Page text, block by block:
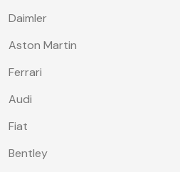
Daimler
Aston Martin
Ferrari
Audi
Fiat
Bentley